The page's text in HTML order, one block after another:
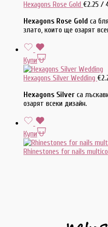
Hexagons Rose Gold €2.25 /
Hexagons Rose Gold са
злато, които ще озарят
Купи
Hexagons Silver Wedding €
Hexagons Silver са
озарят всеки дизайн.
Купи
Rhinestones for nails